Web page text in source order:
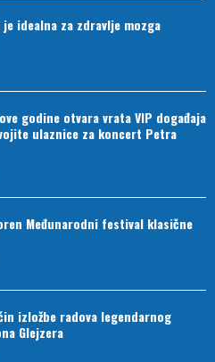
idealna za zdravlje mozga
godine otvara vrata VIP događaja
ulaznice za koncert Petra
Međunarodni festival klasične
izložbe radova legendarnog
Glejzera